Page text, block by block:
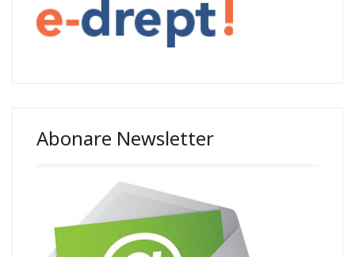
Abonare Newsletter